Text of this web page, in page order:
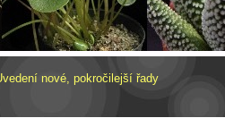
nové, pokročilejší řady